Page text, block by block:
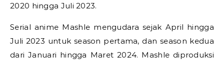
2020 hingga Juli 2023.
Serial anime Mashle mengudara sejak April hingga
Juli 2023 untuk season pertama, dan season kedua
dari Januari hingga Maret 2024. Mashle diproduksi